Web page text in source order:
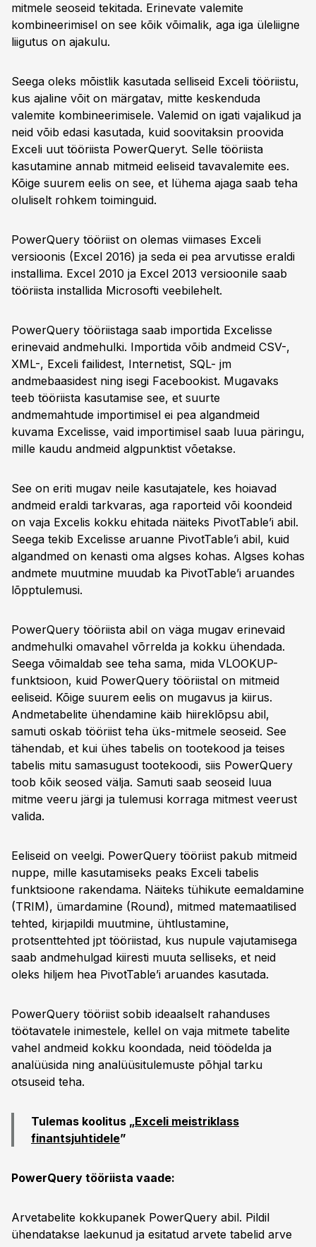
mitmele seoseid tekitada. Erinevate valemite
kombineerimisel on see kõik võimalik, aga iga üleliigne
liigutus on ajakulu.
Seega oleks mõistlik kasutada selliseid Exceli tööriistu,
kus ajaline võit on märgatav, mitte keskenduda
valemite kombineerimisele. Valemid on igati vajalikud ja
neid võib edasi kasutada, kuid soovitaksin proovida
Exceli uut tööriista PowerQueryt. Selle tööriista
kasutamine annab mitmeid eeliseid tavavalemite ees.
Kõige suurem eelis on see, et lühema ajaga saab teha
oluliselt rohkem toiminguid.
PowerQuery tööriist on olemas viimases Exceli
versioonis (Excel 2016) ja seda ei pea arvutisse eraldi
installima. Excel 2010 ja Excel 2013 versioonile saab
tööriista installida Microsofti veebilehelt.
PowerQuery tööriistaga saab importida Excelisse
erinevaid andmehulki. Importida võib andmeid CSV-,
XML-, Exceli failidest, Internetist, SQL- jm
andmebaasidest ning isegi Facebookist. Mugavaks
teeb tööriista kasutamise see, et suurte
andmemahtude importimisel ei pea algandmeid
kuvama Excelisse, vaid importimisel saab luua päringu,
mille kaudu andmeid algpunktist võetakse.
See on eriti mugav neile kasutajatele, kes hoiavad
andmeid eraldi tarkvaras, aga raporteid või koondeid
on vaja Excelis kokku ehitada näiteks PivotTable’i abil.
Seega tekib Excelisse aruanne PivotTable’i abil, kuid
algandmed on kenasti oma algses kohas. Algses kohas
andmete muutmine muudab ka PivotTable’i aruandes
lõpptulemusi.
PowerQuery tööriista abil on väga mugav erinevaid
andmehulki omavahel võrrelda ja kokku ühendada.
Seega võimaldab see teha sama, mida VLOOKUP-
funktsioon, kuid PowerQuery tööriistal on mitmeid
eeliseid. Kõige suurem eelis on mugavus ja kiirus.
Andmetabelite ühendamine käib hiireklõpsu abil,
samuti oskab tööriist teha üks-mitmele seoseid. See
tähendab, et kui ühes tabelis on tootekood ja teises
tabelis mitu samasugust tootekoodi, siis PowerQuery
toob kõik seosed välja. Samuti saab seoseid luua
mitme veeru järgi ja tulemusi korraga mitmest veerust
valida.
Eeliseid on veelgi. PowerQuery tööriist pakub mitmeid
nuppe, mille kasutamiseks peaks Exceli tabelis
funktsioone rakendama. Näiteks tühikute eemaldamine
(TRIM), ümardamine (Round), mitmed matemaatilised
tehted, kirjapildi muutmine, ühtlustamine,
protsenttehted jpt tööriistad, kus nupule vajutamisega
saab andmehulgad kiiresti muuta selliseks, et neid
oleks hiljem hea PivotTable’i aruandes kasutada.
PowerQuery tööriist sobib ideaalselt rahanduses
töötavatele inimestele, kellel on vaja mitmete tabelite
vahel andmeid kokku koondada, neid töödelda ja
analüüsida ning analüüsitulemuste põhjal tarku
otsuseid teha.
Tulemas koolitus „Exceli meistriklass
finantsjuhtidele”
PowerQuery tööriista vaade:
Arvetabelite kokkupanek PowerQuery abil. Pildil
ühendatakse laekunud ja esitatud arvete tabelid arve